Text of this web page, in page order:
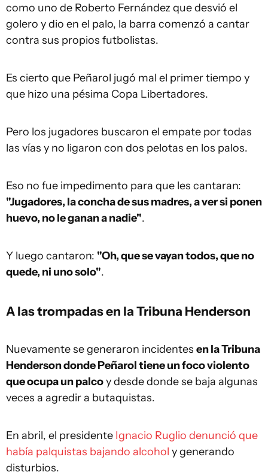
como uno de Roberto Fernández que desvió el
golero y dio en el palo, la barra comenzó a cantar
contra sus propios futbolistas.
Es cierto que Peñarol jugó mal el primer tiempo y
que hizo una pésima Copa Libertadores.
Pero los jugadores buscaron el empate por todas
las vías y no ligaron con dos pelotas en los palos.
Eso no fue impedimento para que les cantaran:
"Jugadores, la concha de sus madres, a ver si ponen
huevo, no le ganan a nadie".
Y luego cantaron: "Oh, que se vayan todos, que no
quede, ni uno solo".
A las trompadas en la Tribuna Henderson
Nuevamente se generaron incidentes en la Tribuna
Henderson donde Peñarol tiene un foco violento
que ocupa un palcoy desde donde se baja algunas
veces a agredir a butaquistas.
En abril, el presidente Ignacio Ruglio denunció que
había palquistas bajando alcohol y generando
disturbios.